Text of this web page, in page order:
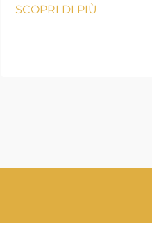
energia residenziale
SCOPRI DI PIÙ